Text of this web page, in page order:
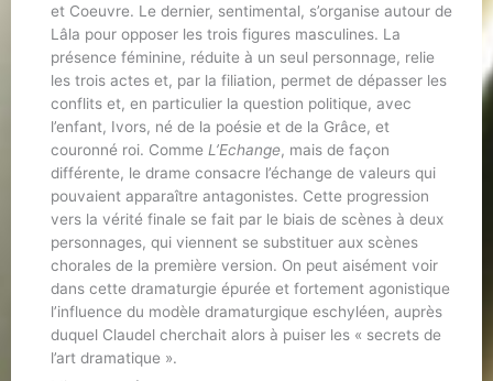
et Coeuvre. Le dernier, sentimental, s’organise autour de
Lâla pour opposer les trois figures masculines. La
présence féminine, réduite à un seul personnage, relie
les trois actes et, par la filiation, permet de dépasser les
conflits et, en particulier la question politique, avec
l’enfant, Ivors, né de la poésie et de la Grâce, et
couronné roi. Comme L’Echange, mais de façon
différente, le drame consacre l’échange de valeurs qui
pouvaient apparaître antagonistes. Cette progression
vers la vérité finale se fait par le biais de scènes à deux
personnages, qui viennent se substituer aux scènes
chorales de la première version. On peut aisément voir
dans cette dramaturgie épurée et fortement agonistique
l’influence du modèle dramaturgique eschyléen, auprès
duquel Claudel cherchait alors à puiser les « secrets de
l’art dramatique ».